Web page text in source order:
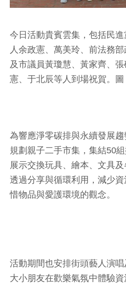
今日活動貴賓雲集，包括民
人余政憲、萬美玲、前法務
及市議員黃瓊慧、黃家齊、
憲、于北辰等人到場祝賀。
為響應淨零碳排與永續發展
規劃親子二手市集，集結50
展示交換玩具、繪本、文具
透過分享與循環利用，減少
惜物品與愛護環境的觀念。
活動期間也安排街頭藝人演
大小朋友在歡樂氣氛中體驗